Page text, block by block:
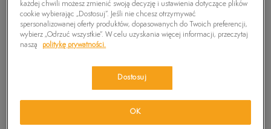
każdej chwili możesz zmienić swoją decyzję i ustawienia dotyczące plików
cookie wybierając „Dostosuj”. Jeśli nie chcesz otrzymywać
spersonalizowanej oferty produktów, dopasowanych do Twoich preferencji,
wybierz „Odrzuć wszystkie”. W celu uzyskania więcej informacji, przeczytaj
naszą
politykę prywatności.
Dostosuj
OK